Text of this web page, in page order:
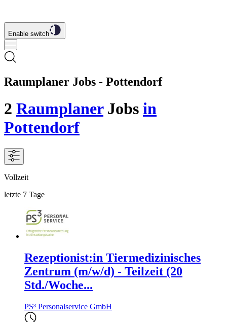
Enable switch
Raumplaner Jobs - Pottendorf
2 RaumplanerJobs in
Pottendorf
Vollzeit
letzte 7 Tage
Rezeptionist:in Tiermedizinisches
Zentrum (m/w/d) - Teilzeit (20
Std./Woche...
PS³ Personalservice GmbH